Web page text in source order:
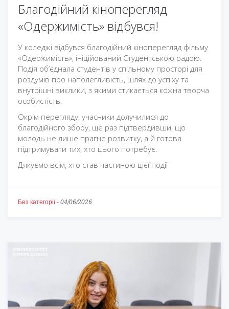
Благодійний кіноперегляд
«Одержимість» відбувся!
У коледжі відбувся благодійний кіноперегляд фільму
«Одержимість», ініційований Студентською радою.
Подія об’єднала студентів у спільному просторі для
роздумів про наполегливість, шлях до успіху та
внутрішні виклики, з якими стикається кожна творча
особистість.
Окрім перегляду, учасники долучилися до
благодійного збору, ще раз підтвердивши, що
молодь не лише прагне розвитку, а й готова
підтримувати тих, хто цього потребує.
Дякуємо всім, хто став частиною цієї події
Без категорії- 04/06/2026